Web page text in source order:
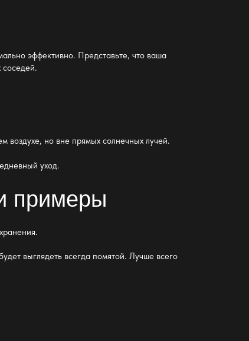
эффективно. Представьте, что ваша
воздухе, но вне прямых солнечных лучей.
уход.
примеры
выглядеть всегда помятой. Лучше всего